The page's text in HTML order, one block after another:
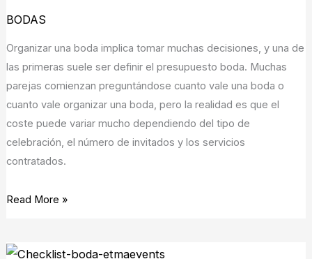
BODAS
Organizar una boda implica tomar muchas decisiones, y una de
las primeras suele ser definir el presupuesto boda. Muchas
parejas comienzan preguntándose cuanto vale una boda o
cuanto vale organizar una boda, pero la realidad es que el
coste puede variar mucho dependiendo del tipo de
celebración, el número de invitados y los servicios
contratados.
y
qué
evitar
Read More »
Checklist